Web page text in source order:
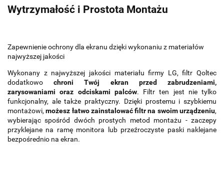
Wytrzymałość i Prostota Montażu
Zapewnienie ochrony dla ekranu dzięki wykonaniu z materiałów
najwyższej jakości
Wykonany z najwyższej jakości materiału firmy LG, filtr Qoltec
dodatkowochroni Twój ekran przed zabrudzeniami,
zarysowaniami oraz odciskami palców. Filtr ten jest nie tylko
funkcjonalny, ale także praktyczny. Dzięki prostemu i szybkiemu
montażowi,możesz łatwo zainstalować filtr na swoim urządzeniu,
wybierając spośród dwóch prostych metod montażu - zaczepy
przyklejane na ramę monitora lub przeźroczyste paski naklejane
bezpośrednio na ekran.